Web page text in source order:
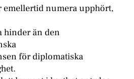
emellertid numera upphört,
hinder än den
för diplomatiska